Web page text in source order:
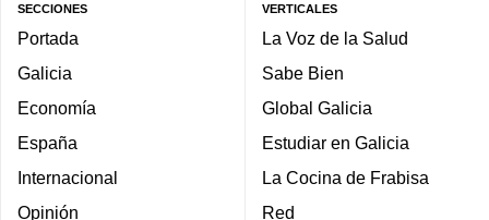
SECCIONES
Portada
Galicia
Economía
España
Internacional
Opinión
VERTICALES
La Voz de la Salud
Sabe Bien
Global Galicia
Estudiar en Galicia
La Cocina de Frabisa
Red